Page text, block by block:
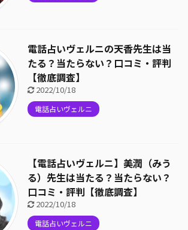
電話占いヴェルニの天香先生は当
たる？当たらない？口コミ・評判
【徹底調査】
2022/10/18
電話占いヴェルニ
【電話占いヴェルニ】美潤（みう
る）先生は当たる？当たらない？
口コミ・評判【徹底調査】
2022/10/18
電話占いヴェルニ